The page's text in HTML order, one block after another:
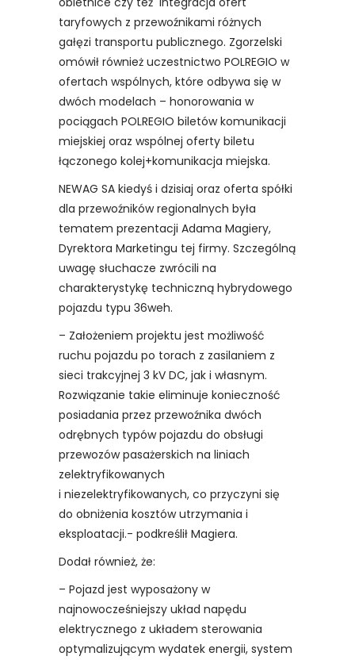
taryfowych z przewoźnikami różnych
gałęzi transportu publicznego. Zgorzelski
omówił również uczestnictwo POLREGIO w
ofertach wspólnych, które odbywa się w
dwóch modelach – honorowania w
pociągach POLREGIO biletów komunikacji
miejskiej oraz wspólnej oferty biletu
łączonego kolej+komunikacja miejska.
NEWAG SA kiedyś i dzisiaj oraz oferta spółki
dla przewoźników regionalnych była
tematem prezentacji Adama Magiery,
Dyrektora Marketingu tej firmy. Szczególną
uwagę słuchacze zwrócili na
charakterystykę techniczną hybrydowego
pojazdu typu 36weh.
– Założeniem projektu jest możliwość
ruchu pojazdu po torach z zasilaniem z
sieci trakcyjnej 3 kV DC, jak i własnym.
Rozwiązanie takie eliminuje konieczność
posiadania przez przewoźnika dwóch
odrębnych typów pojazdu do obsługi
przewozów pasażerskich na liniach
zelektryfikowanych
i niezelektryfikowanych, co przyczyni się
do obniżenia kosztów utrzymania i
eksploatacji.- podkreślił Magiera.
Dodał również, że:
– Pojazd jest wyposażony w
najnowocześniejszy układ napędu
elektrycznego z układem sterowania
optymalizującym wydatek energii, system